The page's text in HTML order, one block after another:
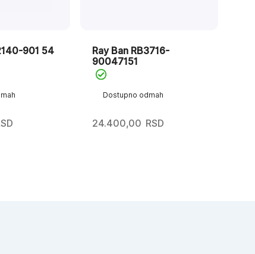
901 54
Dostupno odmah
Ray Ban RB3716-
90047151
24.400,00 RSD